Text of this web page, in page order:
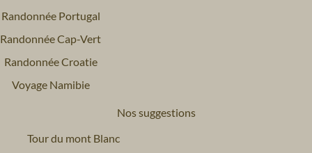
Randonnée Portugal
Randonnée Cap-Vert
Randonnée Croatie
Voyage Namibie
Nos suggestions
Tour du mont Blanc